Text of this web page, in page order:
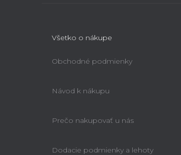
Všetko o nákupe
Obchodné podmienky
Návod k nákupu
Prečo nakupovať u nás
Dodacie podmienky a lehoty